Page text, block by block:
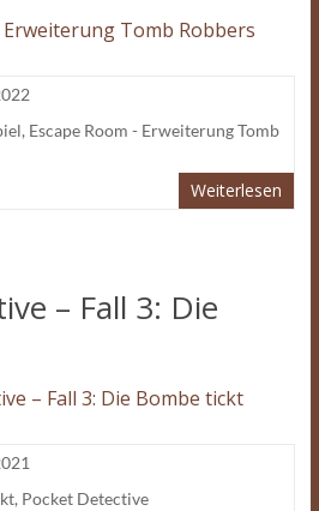
, Escape Room - Erweiterung Tomb
Weiterlesen
– Fall 3: Die
, Pocket Detective